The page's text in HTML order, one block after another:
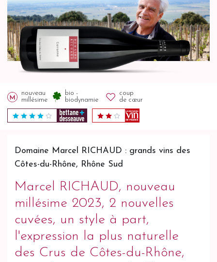
nouveau
millésime
bio -
biodynamie
coup
de cœur
Domaine Marcel RICHAUD : grands vins des
Côtes-du-Rhône, Rhône Sud
Marcel RICHAUD, nouveau
millésime 2023, 2 nouvelles
cuvées, un style à part,
l'expression la plus naturelle
des Crus de Côtes-du-Rhône,